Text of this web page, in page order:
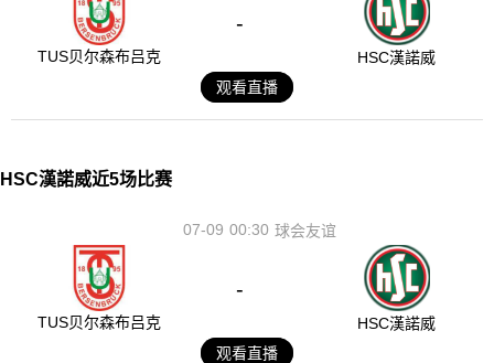
TUS贝尔森布吕克
-
HSC漢諾威
观看直播
HSC漢諾威近5场比赛
00:30
07-09 球会友谊
TUS贝尔森布吕克
-
HSC漢諾威
观看直播